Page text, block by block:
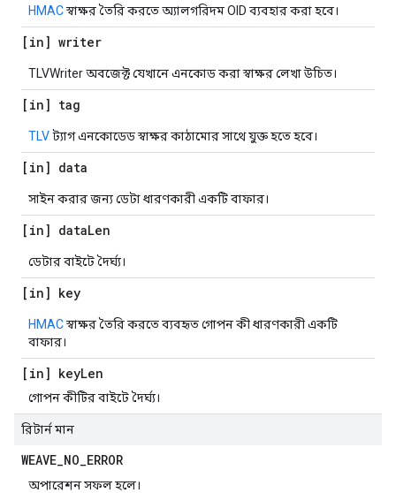
HMACস্বাক্ষর তৈরি করতে অ্যালগরিদম OID ব্যবহার করা হবে।
[in] writer
TLVWriter অবজেক্ট যেখানে এনকোড করা স্বাক্ষর লেখা উচিত।
[in] tag
TLVট্যাগ এনকোডেড স্বাক্ষর কাঠামোর সাথে যুক্ত হতে হবে।
[in] data
সাইন করার জন্য ডেটা ধারণকারী একটি বাফার।
[in] dataLen
ডেটার বাইটে দৈর্ঘ্য।
[in] key
HMACস্বাক্ষর তৈরি করতে ব্যবহৃত গোপন কী ধারণকারী একটি
বাফার।
[in] keyLen
গোপন কীটির বাইটে দৈর্ঘ্য।
রিটার্ন মান
WEAVE_NO_ERROR
অপারেশন সফল হলে।